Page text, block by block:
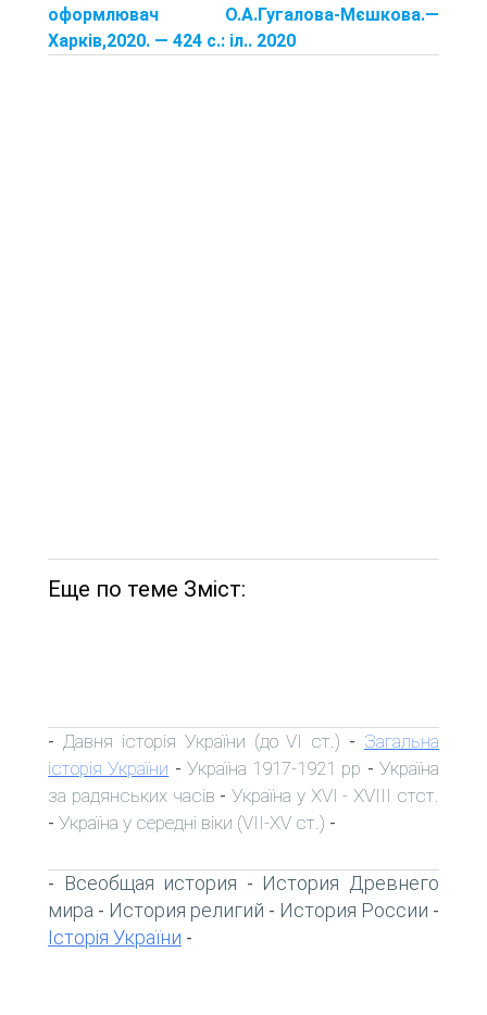
оформлювач О.А.Гугалова-Мєшкова.—
Харків,2020. — 424 с.: іл.. 2020
Еще по теме Зміст:
- Давня історія України (до VI ст.) - Загальна
історія України - Україна 1917-1921 рр -Україна
за радянських часів -Україна у XVI - XVIII стст.
- Україна у середні віки (VII-XV ст.) -
- Всеобщая история - История Древнего
мира - История религий - История России -
Історія України -